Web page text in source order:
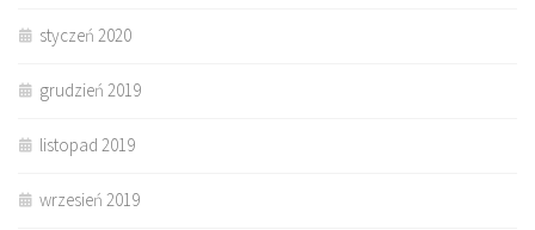
styczeń 2020
grudzień 2019
listopad 2019
wrzesień 2019